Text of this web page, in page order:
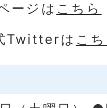
ージは こちら
Twitterは こ